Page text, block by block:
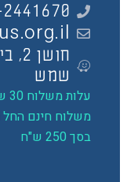
072-2441670
חושן 2, בית
שמש
משלוח 30 ש"ח
חינם החל מקניה